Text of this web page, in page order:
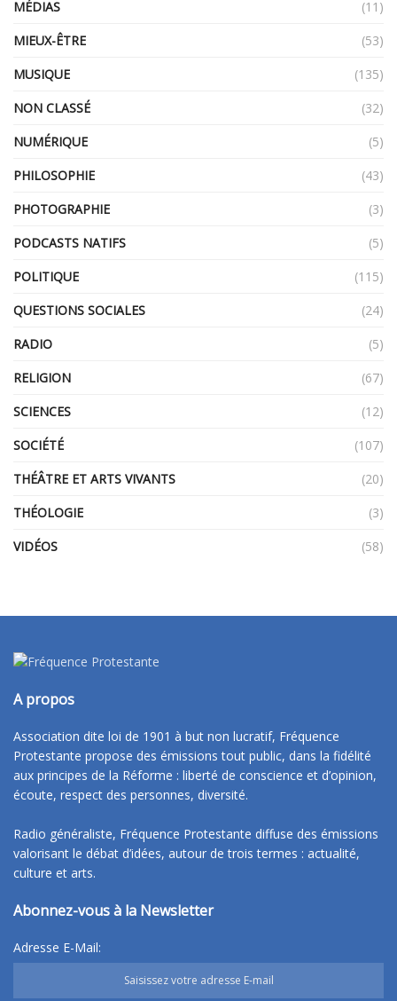
MÉDIAS
(11)
MIEUX-ÊTRE
(53)
MUSIQUE
(135)
NON CLASSÉ
(32)
NUMÉRIQUE
(5)
PHILOSOPHIE
(43)
PHOTOGRAPHIE
(3)
PODCASTS NATIFS
(5)
POLITIQUE
(115)
QUESTIONS SOCIALES
(24)
RADIO
(5)
RELIGION
(67)
SCIENCES
(12)
SOCIÉTÉ
(107)
THÉÂTRE ET ARTS VIVANTS
(20)
THÉOLOGIE
(3)
VIDÉOS
(58)
A propos
Association dite loi de 1901 à but non lucratif, Fréquence
Protestante propose des émissions tout public, dans la fidélité
aux principes de la Réforme : liberté de conscience et d’opinion,
écoute, respect des personnes, diversité.
Radio généraliste, Fréquence Protestante diffuse des émissions
valorisant le débat d’idées, autour de trois termes : actualité,
culture et arts.
Abonnez-vous à la Newsletter
Adresse E-Mail: